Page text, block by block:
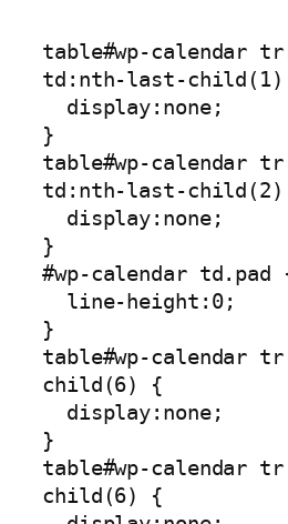
table#wp-calendar
td:nth-last-
}
table#wp-calendar
td:nth-last-
}
#wp-calendar td.pad
}
table#wp-calendar
child(6) {
}
table#wp-calendar
child(6) {